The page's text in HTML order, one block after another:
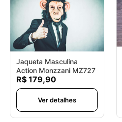
Jaqueta Masculina
Action Monzzani MZ727
R$ 179,90
Ver detalhes